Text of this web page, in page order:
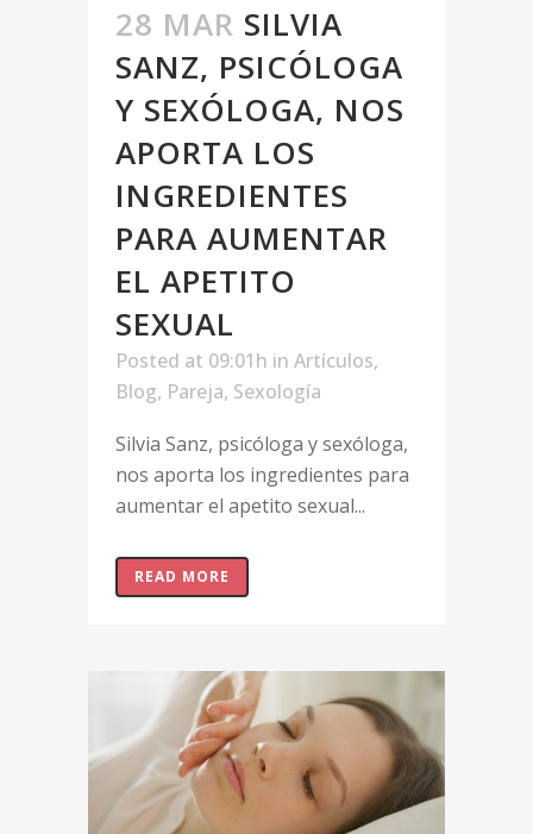
28 MAR SILVIA
SANZ, PSICÓLOGA
Y SEXÓLOGA, NOS
APORTA LOS
INGREDIENTES
PARA AUMENTAR
EL APETITO
SEXUAL
Posted at 09:01h in Artículos,
Blog, Pareja, Sexología
Silvia Sanz, psicóloga y sexóloga,
nos aporta los ingredientes para
aumentar el apetito sexual...
READ MORE